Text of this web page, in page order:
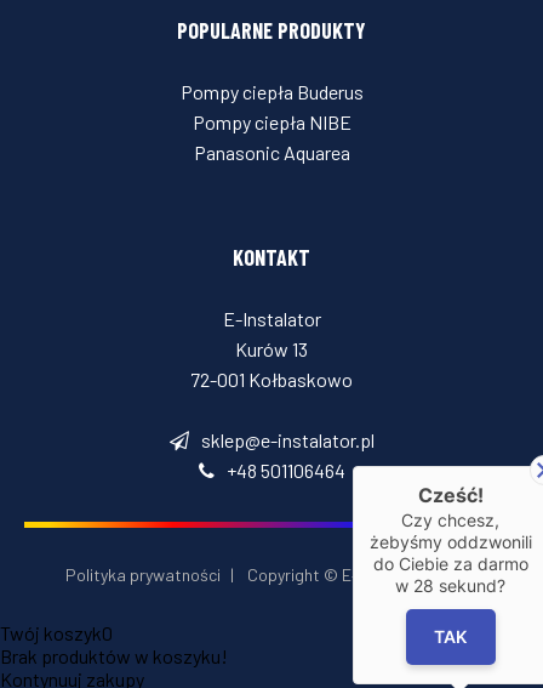
POPULARNE PRODUKTY
Pompy ciepła Buderus
Pompy ciepła NIBE
Panasonic Aquarea
KONTAKT
E-Instalator
Kurów 13
72-001 Kołbaskowo
sklep@e-instalator.pl
+48 501106464
Polityka prywatności | Copyright © E‑Installator 2026
Twój koszyk0
Brak produktów w koszyku!
Kontynuuj zakupy
Cześć!
Czy chcesz,
żebyśmy oddzwonili
do Ciebie za darmo
w 28 sekund?
TAK